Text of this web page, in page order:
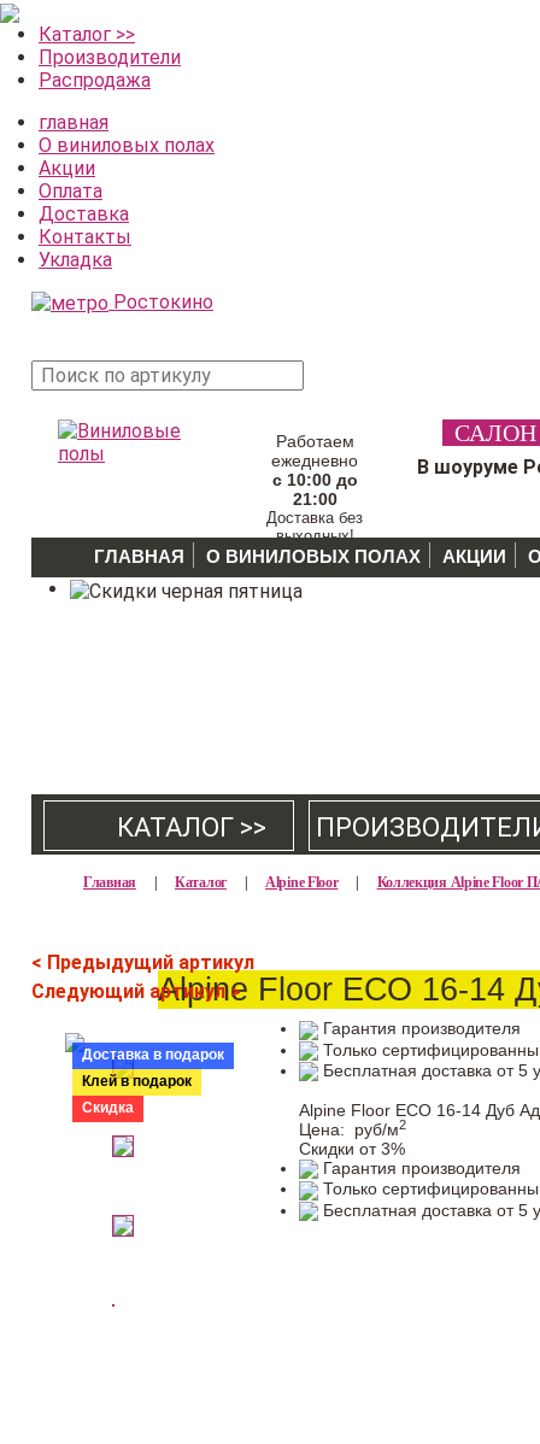
Каталог >>
Производители
Распродажа
главная
О виниловых полах
Акции
Оплата
Доставка
Контакты
Укладка
Ростокино
товара
Работаем
ежедневно
с 10:00 до
21:00
Доставка без
выходных!
В шоуруме
ГЛАВНАЯ О ВИНИЛОВЫХ ПОЛАХ АКЦИИ
КАТАЛОГ >>
Главная Каталог Alpine Floor Коллекция Alpine Floor
< Предыдущий артикул
Следующий артикул >Alpine Floor ЕСО 16-14
Доставка в подарок
Клей в подарок
Скидка
Гарантия производителя
Только
Бесплатная доставка от 5
Alpine Floor ЕСО 16-14 Дуб
Цена:
руб/м2
Скидки от 3%
Гарантия производителя
Только
Бесплатная доставка от 5